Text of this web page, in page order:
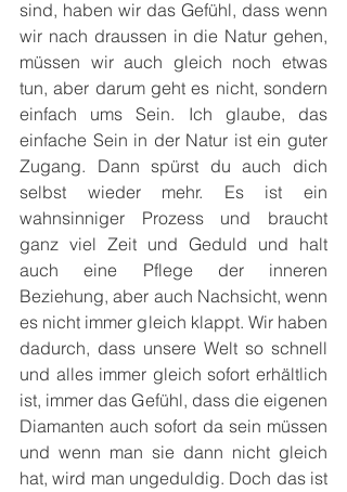
sind, haben wir das Gefühl, dass wenn
wir nach draussen in die Natur gehen,
müssen wir auch gleich noch etwas
tun, aber darum geht es nicht, sondern
einfach ums Sein. Ich glaube, das
einfache Sein in der Natur ist ein guter
Zugang. Dann spürst du auch dich
selbst wieder mehr. Es ist ein
wahnsinniger Prozess und braucht
ganz viel Zeit und Geduld und halt
auch eine Pflege der inneren
Beziehung, aber auch Nachsicht, wenn
es nicht immer gleich klappt. Wir haben
dadurch, dass unsere Welt so schnell
und alles immer gleich sofort erhältlich
ist, immer das Gefühl, dass die eigenen
Diamanten auch sofort da sein müssen
und wenn man sie dann nicht gleich
hat, wird man ungeduldig. Doch das ist